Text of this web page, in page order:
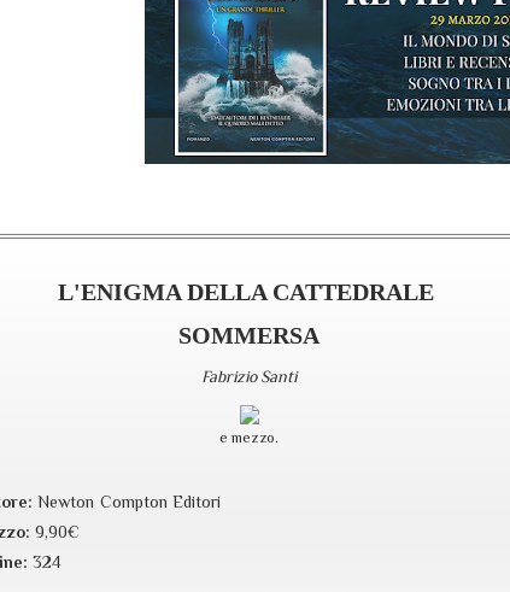
L'ENIGMA DELLA CATTEDRALE
SOMMERSA
Fabrizio Santi
e mezzo.
Newton Compton Editori
9,90€
324